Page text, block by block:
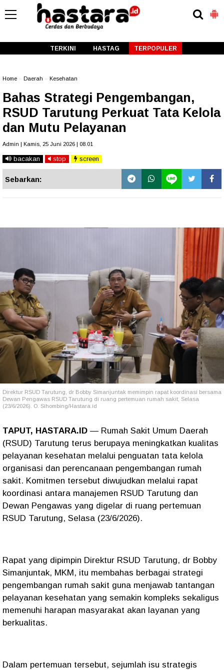
TERKINI HASTAG TERPOPULER
Home Daerah Kesehatan
Bahas Strategi Pengembangan,
RSUD Tarutung Perkuat Tata Kelola
dan Mutu Pelayanan
Admin | Kamis, 25 Juni 2026 | 08.01
bacakan stop screen
Sebarkan:
Direktur RSUD Tarutung, dr Bobby Simanjuntak memimpin rapat koordinasi bersama
Dewan Pengawas RSUD Tarutung di ruang pertemuan rumah sakit, Selasa
(23/6/2026). O. Sihombing/Hastara.id
TAPUT, HASTARA.ID — Rumah Sakit Umum Daerah
(RSUD) Tarutung terus berupaya meningkatkan kualitas
pelayanan kesehatan melalui penguatan tata kelola
organisasi dan perencanaan pengembangan rumah
sakit. Komitmen tersebut diwujudkan melalui rapat
koordinasi antara manajemen RSUD Tarutung dan
Dewan Pengawas yang digelar di ruang pertemuan
RSUD Tarutung, Selasa (23/6/2026).
Rapat yang dipimpin Direktur RSUD Tarutung, dr Bobby
Simanjuntak, MKM, itu membahas berbagai strategi
pengembangan rumah sakit guna menjawab tantangan
pelayanan kesehatan yang semakin kompleks sekaligus
memenuhi harapan masyarakat akan layanan yang
berkualitas.
Dalam pertemuan tersebut, sejumlah isu strategis